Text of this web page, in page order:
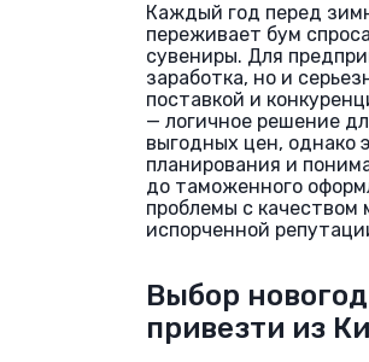
Каждый год перед
переживает бум
сувениры. Для
заработка, но и
поставкой и
— логичное решение
выгодных цен, однако
планирования и
до таможенного
проблемы с качеством
испорченной
Выбор
привезти из